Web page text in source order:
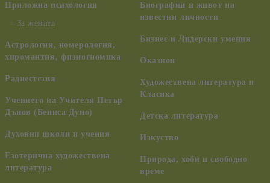
Приложна психология
За жената
Астрология, номерология,
хиромантия, физиогномика
Радиестезия
Учението на Учителя Петър
Дънов (Беинса Дуно)
Духовни школи и учения
Езотерична художествена
литература
Биографии и живот на
известни личности
Бизнес и Лидерски умения
Оказион
Художествена литература и
Класика
Детска литература
Изкуство
Природа, хоби и свободно
време